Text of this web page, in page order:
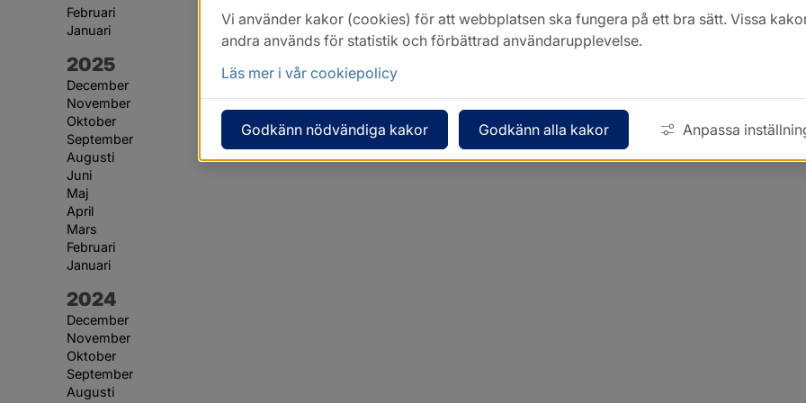
Februari
Januari
År:
2025
December
November
Oktober
September
Augusti
Juni
Maj
April
Mars
Februari
Januari
År:
2024
December
November
Oktober
September
Augusti
Vi använder kakor (cookies) för att webbplatsen ska fungera på ett bra sätt. Vissa
andra används för statistik och förbättrad användarupplevelse.
Läs mer i vår cookiepolicy
Godkänn nödvändiga kakor Godkänn alla kakor Anpassa